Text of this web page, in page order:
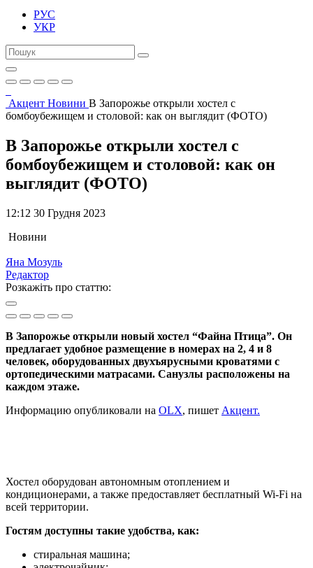
РУС
УКР
Акцент Новини В Запорожье открыли хостел с
бомбоубежищем и столовой: как он выглядит (ФОТО)
В Запорожье открыли хостел с
бомбоубежищем и столовой: как он
выглядит (ФОТО)
12:12 30 Грудня 2023
Новини
Яна Мозуль
Редактор
Розкажіть про статтю:
В Запорожье открыли новый хостел “Файна Птица”. Он
предлагает удобное размещение в номерах на 2, 4 и 8
человек, оборудованных двухъярусными кроватями с
ортопедическими матрасами. Санузлы расположены на
каждом этаже.
Информацию опубликовали на OLX, пишет Акцент.
Хостел оборудован автономным отоплением и
кондиционерами, а также предоставляет бесплатный Wi-Fi на
всей территории.
Гостям доступны такие удобства, как:
стиральная машина;